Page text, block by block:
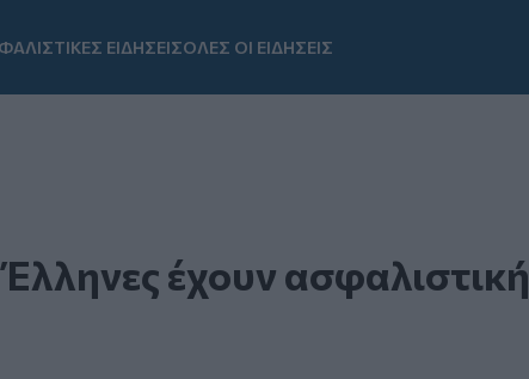
ΕΙΔΗΣΕΙΣΟΛΕΣ ΟΙ ΕΙΔΗΣΕΙΣ
Έλληνες έχουν ασφαλιστική